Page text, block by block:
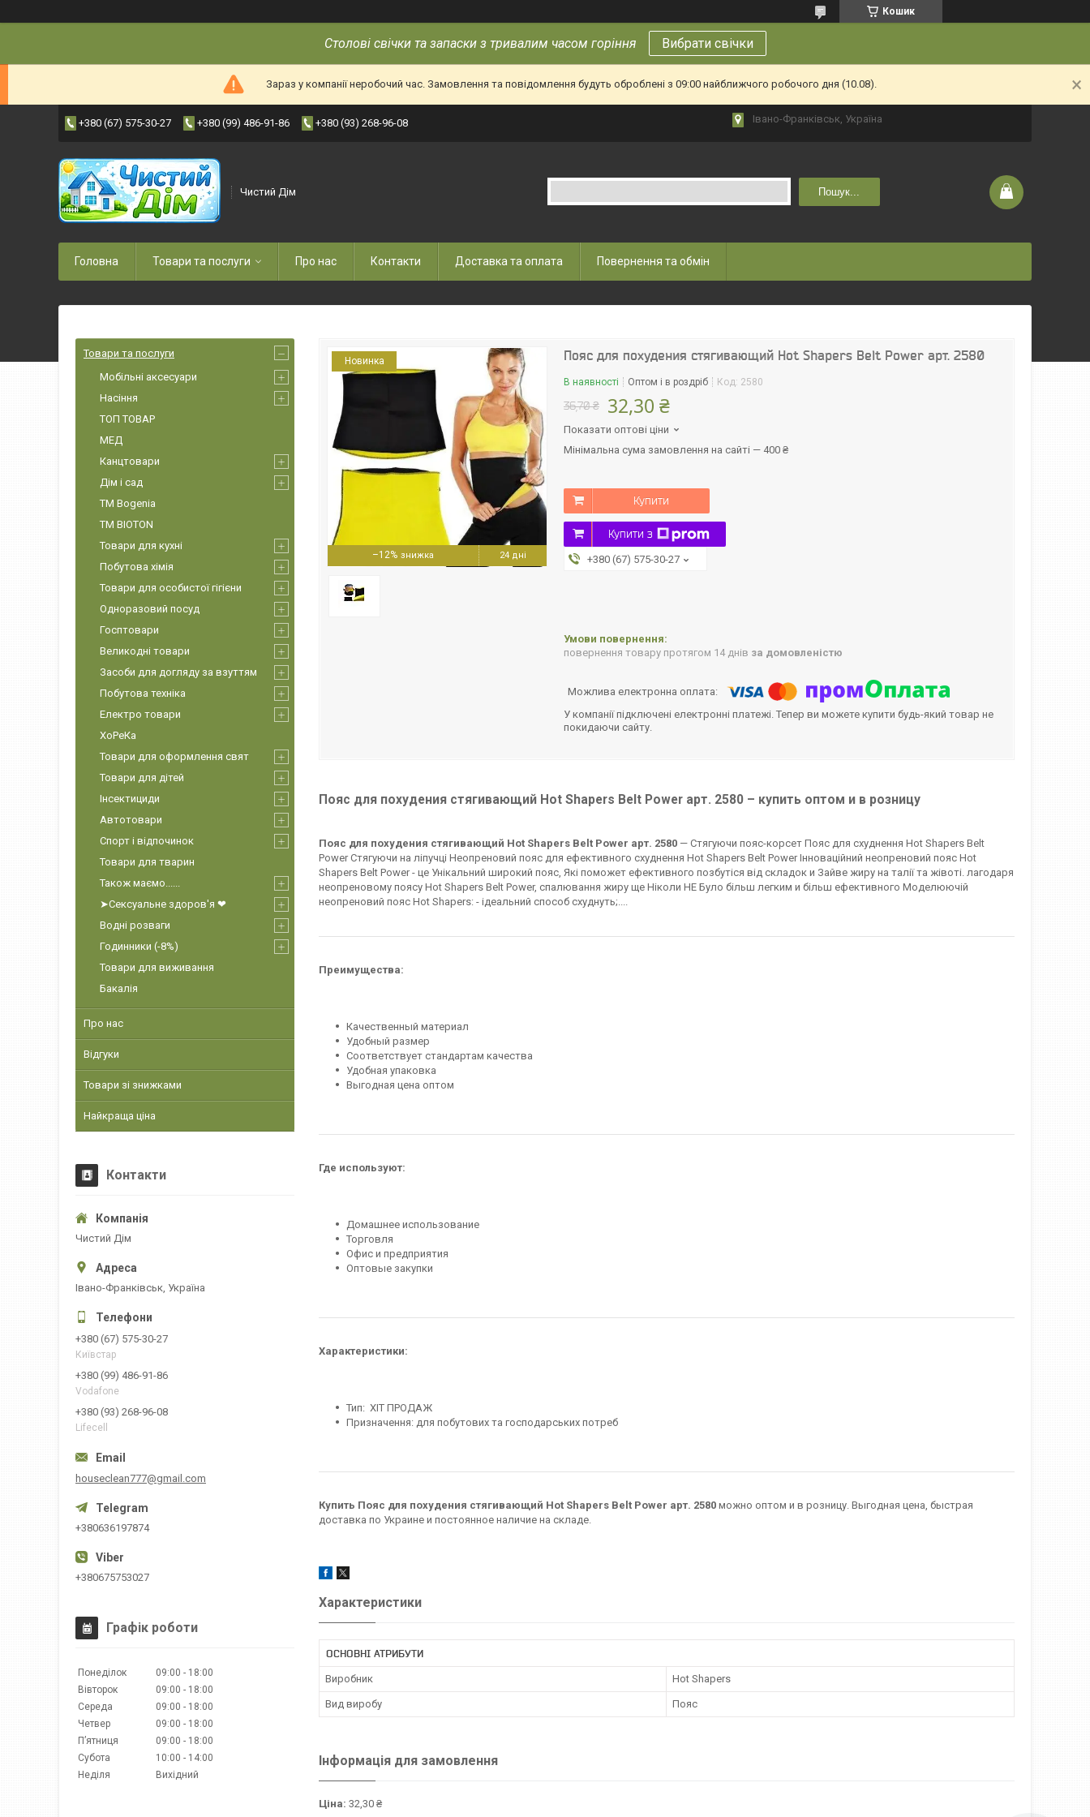
Кошик
Столові свічки та запаски з тривалим часом горіння Вибрати свічки
Зараз у компанії неробочий час. Замовлення та повідомлення будуть оброблені з 09:00 найближчого робочого дня (10.08).
+380 (67) 575-30-27 +380 (99) 486-91-86 +380 (93) 268-96-08 Івано-Франківськ, Україна
Чистий Дім Пошук...
Головна Товари та послуги Про нас Контакти Доставка та оплата Повернення та обмін
–12% 24 дні
Новинка Пояс для похудения стягивающий Hot Shapers Belt Power арт. 2580
В наявності Оптом і в роздріб Код: 2580
36,70 ₴ 32,30 ₴
Показати оптові ціни
Мінімальна сума замовлення на сайті — 400 ₴
Купити
Купити з
+380 (67) 575-30-27
повернення товару протягом 14 днів за домовленістю
У компанії підключені електронні платежі. Тепер ви можете купити будь-який товар не
покидаючи сайту.
Пояс для похудения стягивающий Hot Shapers Belt Power арт. 2580 – купить оптом и в розницу
Пояс для похудения стягивающий Hot Shapers Belt Power арт. 2580 — Стягуючи пояс-корсет Пояс для схуднення Hot Shapers Belt
Power Стягуючи на ліпучці Неопреновий пояс для ефективного схуднення Hot Shapers Belt Power Інноваційний неопреновий пояс Hot
Shapers Belt Power - це Унікальний широкий пояс, Які поможет ефективного позбутіся від складок и Зайве жиру на талії та жівоті. лагодаря
неопреновому поясу Hot Shapers Belt Power, спалювання жиру ще Ніколи НЕ Було більш легким и більш ефективного Моделюючій
неопреновий пояс Hot Shapers: - ідеальний способ схуднуть;....
Преимущества:
Качественный материал
Удобный размер
Соответствует стандартам качества
Удобная упаковка
Выгодная цена оптом
Где используют:
Домашнее использование
Торговля
Офис и предприятия
Оптовые закупки
Характеристики:
Тип: ХІТ ПРОДАЖ
Призначення: для побутових та господарських потреб
Купить Пояс для похудения стягивающий Hot Shapers Belt Power арт. 2580 можно оптом и в розницу. Выгодная цена, быстрая
доставка по Украине и постоянное наличие на складе.
Характеристики
ОСНОВНІ АТРИБУТИ
Виробник Hot Shapers
Вид виробу Пояс
Інформація для замовлення
Ціна: 32,30 ₴
Товари та послуги
Мобільні аксесуари
Насіння
ТОП ТОВАР
МЕД
Канцтовари
Дім і сад
ТМ Bogenia
ТМ BIOTON
Товари для кухні
Побутова хімія
Товари для особистої гігієни
Одноразовий посуд
Госптовари
Великодні товари
Засоби для догляду за взуттям
Побутова техніка
Електро товари
ХоРеКа
Товари для оформлення свят
Товари для дітей
Інсектициди
Автотовари
Спорт і відпочинок
Товари для тварин
Також маємо......
➤Сексуальне здоров'я ❤
Водні розваги
Годинники (-8%)
Товари для виживання
Бакалія
Про нас
Відгуки
Товари зі знижками
Найкраща ціна
Контакти
Чистий Дім
Івано-Франківськ, Україна
+380 (67) 575-30-27
Київстар
+380 (99) 486-91-86
Vodafone
+380 (93) 268-96-08
Lifecell
houseclean777@gmail.com
+380636197874
+380675753027
Графік роботи
Понеділок 09:00
18:00
Вівторок
09:00
18:00
Середа
09:00
18:00
Четвер
09:00
18:00
Пʼятниця
09:00
18:00
Субота
10:00
14:00
Неділя
Вихідний